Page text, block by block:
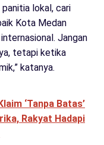
lokal, cari
Kota Medan
Jangan
tetapi ketika
katanya.
‘Tanpa Batas’
Rakyat Hadapi